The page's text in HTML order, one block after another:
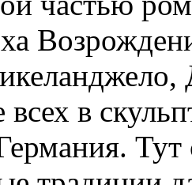
всех в
Тут